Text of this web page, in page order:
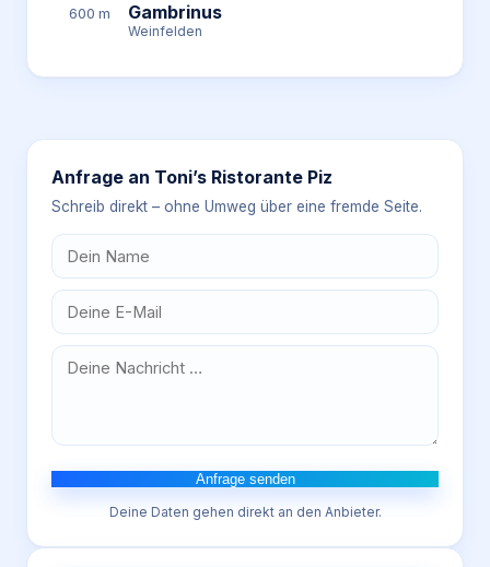
600 m Gambrinus
Weinfelden
Anfrage an Toni’s Ristorante Piz
Schreib direkt – ohne Umweg über eine fremde Seite.
Anfrage senden
Deine Daten gehen direkt an den Anbieter.